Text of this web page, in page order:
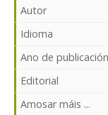
Autor
Idioma
Ano de publicación
Editorial
Amosar máis ...